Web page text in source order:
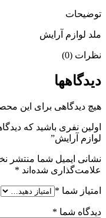
توضیحات
ملد لوازم آرایش
نظرات (0)
دیدگاهها
هیچ دیدگاهی برای این
اولین نفری باشید که
لوازم آرایش”
نشانی ایمیل شما منتشر
علامت‌گذاری شده‌اند *
امتیاز شما *
دیدگاه شما *